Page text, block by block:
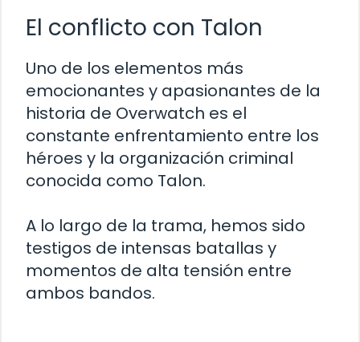
El conflicto con Talon
Uno de los elementos más
emocionantes y apasionantes de la
historia de Overwatch es el
constante enfrentamiento entre los
héroes y la organización criminal
conocida como Talon.
A lo largo de la trama, hemos sido
testigos de intensas batallas y
momentos de alta tensión entre
ambos bandos.